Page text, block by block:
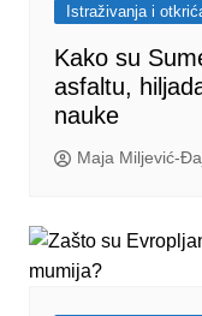
Istraživanja i
Kako su
asfaltu,
nauke
Maja Miljević-